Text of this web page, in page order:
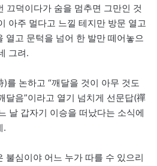
끄덕이다가 숨을 멈추면 그만인 것
아주 멀다고 느낄 테지만 방문 열고
열고 문턱을 넘어 한 발만 떼어놓으
그려.
를 논하고 “깨달을 것이 아무 것도
달음”이라고 열기 넘치게 선문답(禪
날 갑자기 이승을 떠났다는 소식에
.
불심이야 어느 누가 따를 수 있으리